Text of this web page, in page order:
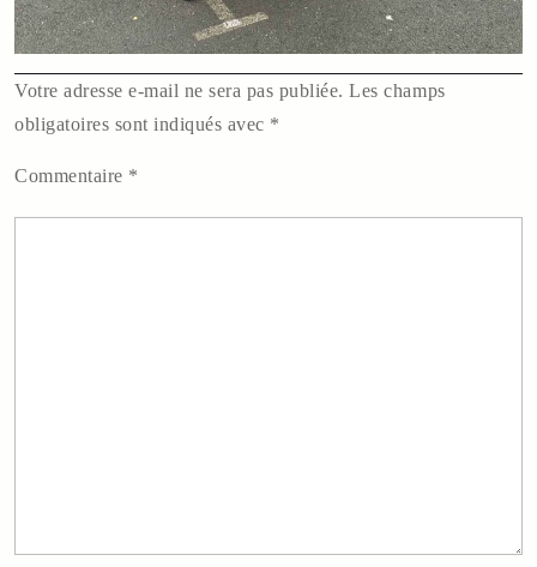
Votre adresse e-mail ne sera pas publiée. Les champs
obligatoires sont indiqués avec *
Commentaire *